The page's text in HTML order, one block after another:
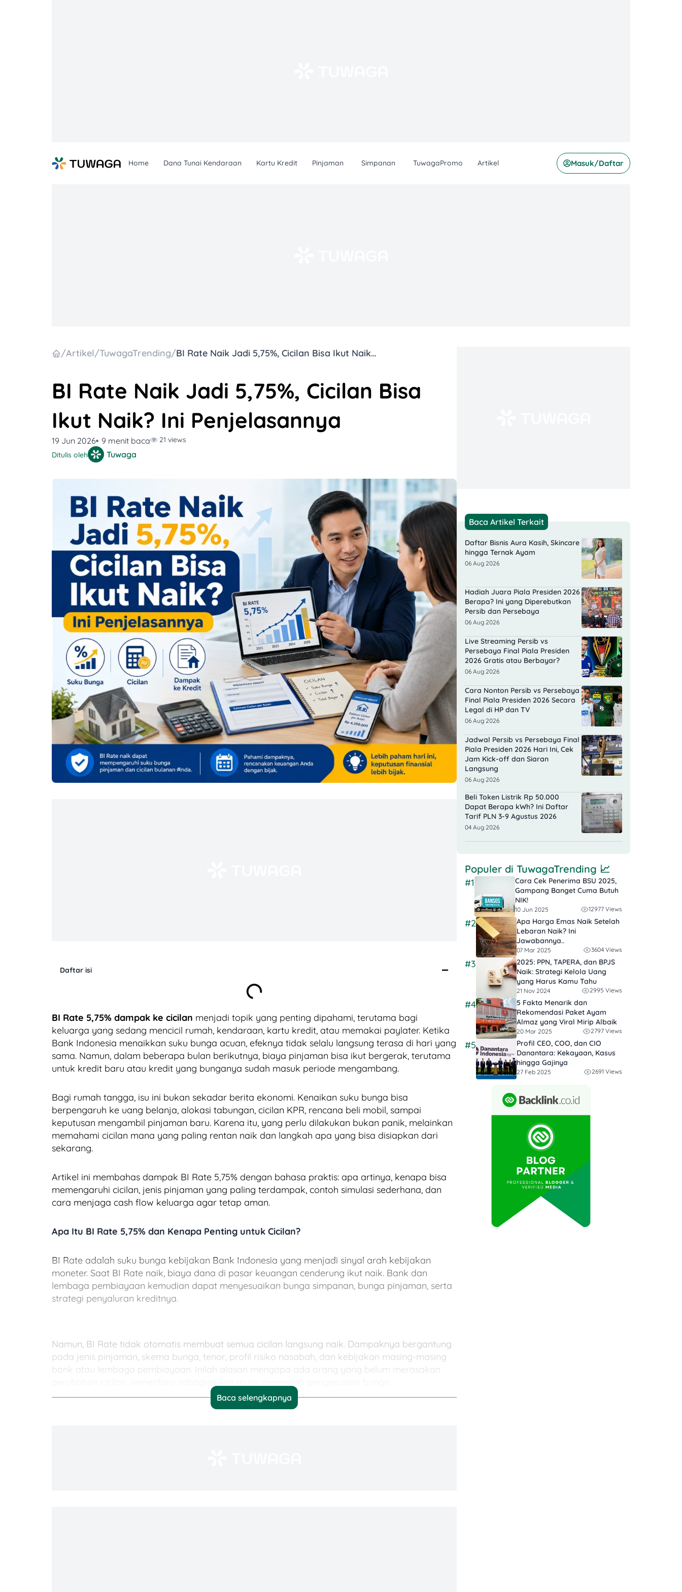
Home Dana Tunai Kendaraan Kartu Kredit Pinjaman Simpanan TuwagaPromo Artikel Masuk/Daftar
/Artikel/TuwagaTrending/ BI Rate Naik Jadi 5,75%, Cicilan Bisa Ikut Naik? Ini Penjelasannya
BI Rate Naik Jadi 5,75%, Cicilan Bisa
Ikut Naik? Ini Penjelasannya
19 Jun 2026 9 menit baca
21 views
Ditulis oleh
Tuwaga
Daftar isi
BI Rate 5,75% dampak ke cicilan menjadi topik yang penting dipahami, terutama bagi
keluarga yang sedang mencicil rumah, kendaraan, kartu kredit, atau memakai paylater. Ketika
Bank Indonesia menaikkan suku bunga acuan, efeknya tidak selalu langsung terasa di hari yang
sama. Namun, dalam beberapa bulan berikutnya, biaya pinjaman bisa ikut bergerak, terutama
untuk kredit baru atau kredit yang bunganya sudah masuk periode mengambang.
Bagi rumah tangga, isu ini bukan sekadar berita ekonomi. Kenaikan suku bunga bisa
berpengaruh ke uang belanja, alokasi tabungan, cicilan KPR, rencana beli mobil, sampai
keputusan mengambil pinjaman baru. Karena itu, yang perlu dilakukan bukan panik, melainkan
memahami cicilan mana yang paling rentan naik dan langkah apa yang bisa disiapkan dari
sekarang.
Artikel ini membahas dampak BI Rate 5,75% dengan bahasa praktis: apa artinya, kenapa bisa
memengaruhi cicilan, jenis pinjaman yang paling terdampak, contoh simulasi sederhana, dan
cara menjaga cash flow keluarga agar tetap aman.
Apa Itu BI Rate 5,75% dan Kenapa Penting untuk Cicilan?
BI Rate adalah suku bunga kebijakan Bank Indonesia yang menjadi sinyal arah kebijakan
moneter. Saat BI Rate naik, biaya dana di pasar keuangan cenderung ikut naik. Bank dan
lembaga pembiayaan kemudian dapat menyesuaikan bunga simpanan, bunga pinjaman, serta
strategi penyaluran kreditnya.
Namun, BI Rate tidak otomatis membuat semua cicilan langsung naik. Dampaknya bergantung
pada jenis pinjaman, skema bunga, tenor, profil risiko nasabah, dan kebijakan masing-masing
bank atau lembaga pembiayaan. Inilah alasan mengapa ada orang yang belum merasakan
biasanya membuat biaya dana perbankan menjadi lebih mahal.
Baca selengkapnya
Baca Artikel Terkait
Daftar Bisnis Aura Kasih, Skincare
hingga Ternak Ayam
06 Aug 2026
Hadiah Juara Piala Presiden 2026
Berapa? Ini yang Diperebutkan
Persib dan Persebaya
06 Aug 2026
Live Streaming Persib vs
Persebaya Final Piala Presiden
2026 Gratis atau Berbayar?
06 Aug 2026
Cara Nonton Persib vs Persebaya
Final Piala Presiden 2026 Secara
Legal di HP dan TV
06 Aug 2026
Jadwal Persib vs Persebaya Final
Piala Presiden 2026 Hari Ini, Cek
Jam Kick-off dan Siaran
Langsung
06 Aug 2026
Beli Token Listrik Rp 50.000
Dapat Berapa kWh? Ini Daftar
Tarif PLN 3-9 Agustus 2026
04 Aug 2026
Populer di TuwagaTrending 📈
#1
Cara Cek Penerima BSU 2025,
Gampang Banget Cuma Butuh
NIK!
10 Jun 2025 12977 Views
#2
Apa Harga Emas Naik Setelah
Lebaran Naik? Ini
Jawabannya..
07 Mar 2025 3604 Views
#3
2025: PPN, TAPERA, dan BPJS
Naik: Strategi Kelola Uang
yang Harus Kamu Tahu
21 Nov 2024 2995 Views
#4
5 Fakta Menarik dan
Rekomendasi Paket Ayam
Almaz yang Viral Mirip Albaik
20 Mar 2025 2797 Views
#5
Profil CEO, COO, dan CIO
Danantara: Kekayaan, Kasus
hingga Gajinya
27 Feb 2025 2691 Views